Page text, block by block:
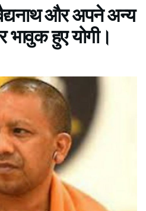
और अपने अन्य
भावुक हुए योगी।